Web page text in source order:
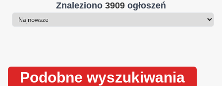
Znaleziono 3909 ogłoszeń
Sortowanie
Podobne wyszukiwania